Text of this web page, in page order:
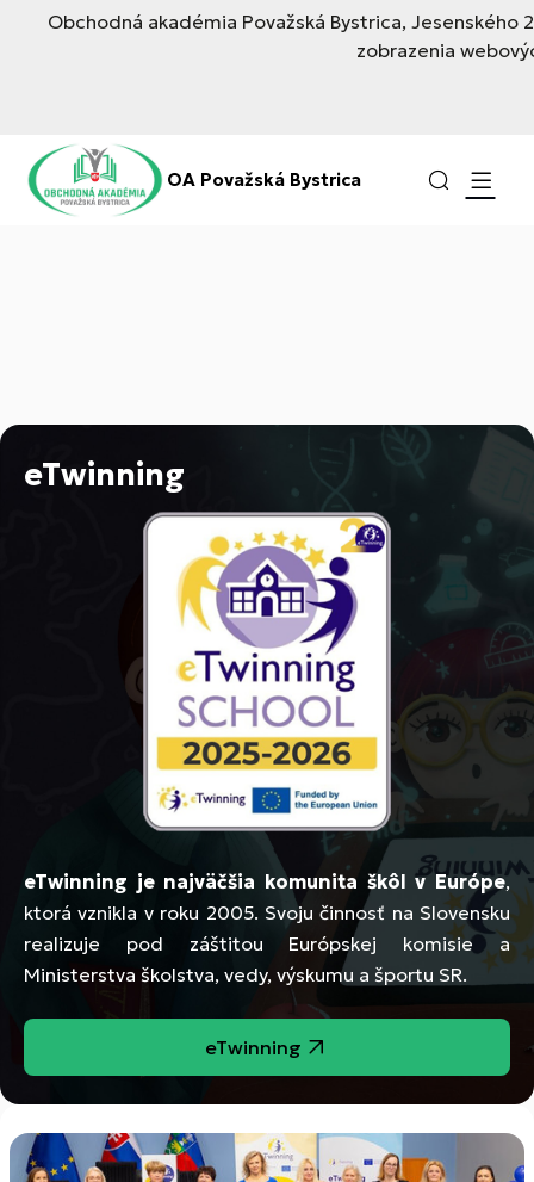
Obchodná akadémia Považská Bystrica,
zobrazenia
OA Považská Bystrica
eTwinning
eTwinning je najväčšia komunita škôl v Európe,
ktorá vznikla v roku 2005. Svoju činnosť na Slovensku
realizuje pod záštitou Európskej komisie a
Ministerstva školstva, vedy, výskumu a športu SR.
eTwinning